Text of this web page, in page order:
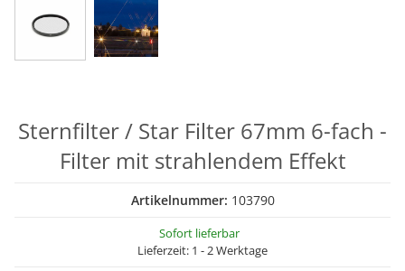
Sternfilter / Star Filter 67mm 6-fach -
Filter mit strahlendem Effekt
Artikelnummer: 103790
Sofort lieferbar
Lieferzeit: 1 - 2 Werktage